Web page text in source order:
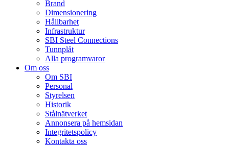
Brand
Dimensionering
Hållbarhet
Infrastruktur
SBI Steel Connections
Tunnplåt
Alla programvaror
Om oss
Om SBI
Personal
Styrelsen
Historik
Stålnätverket
Annonsera på hemsidan
Integritetspolicy
Kontakta oss